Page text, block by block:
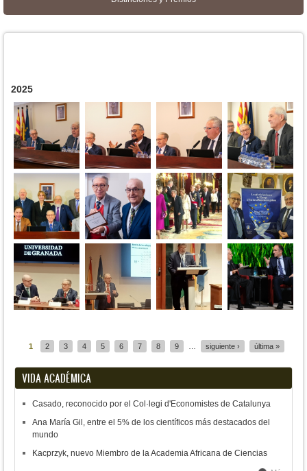
2025
1 2 3 4 5 6 7 8 9 siguiente › última »
VIDA ACADÉMICA
Casado, reconocido por el Col·legi d'Economistes de Catalunya
Ana María Gil, entre el 5% de los científicos más destacados del
mundo
Kacprzyk, nuevo Miembro de la Academia Africana de Ciencias